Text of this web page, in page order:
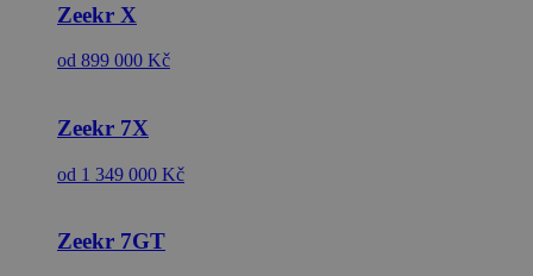
Zeekr X
od 899 000 Kč
Zeekr 7X
od 1 349 000 Kč
Zeekr 7GT